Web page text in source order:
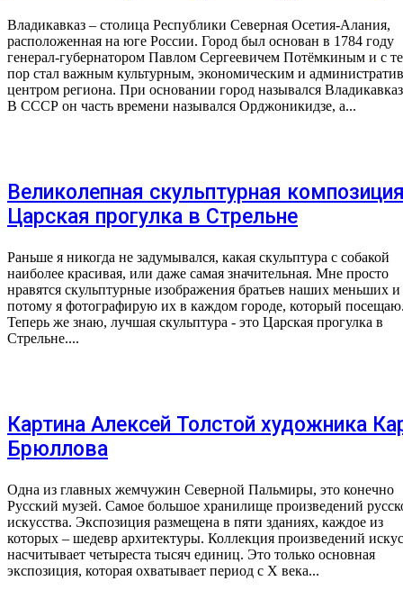
Владикавказ – столица Республики Северная Осетия-Алания,
расположенная на юге России. Город был основан в 1784 году
генерал-губернатором Павлом Сергеевичем Потёмкиным и с
пор стал важным культурным, экономическим и
центром региона. При основании город назывался
В СССР он часть времени назывался Орджоникидзе, а...
Великолепная скульптурная
Царская прогулка в Стрельне
Раньше я никогда не задумывался, какая скульптура с собакой
наиболее красивая, или даже самая значительная. Мне просто
нравятся скульптурные изображения братьев наших меньших и
потому я фотографирую их в каждом городе, который
Теперь же знаю, лучшая скульптура - это Царская прогулка в
Стрельне....
Картина Алексей Толстой художника
Брюллова
Одна из главных жемчужин Северной Пальмиры, это конечно
Русский музей. Самое большое хранилище произведений
искусства. Экспозиция размещена в пяти зданиях, каждое из
которых – шедевр архитектуры. Коллекция произведений
насчитывает четыреста тысяч единиц. Это только основная
экспозиция, которая охватывает период с X века...